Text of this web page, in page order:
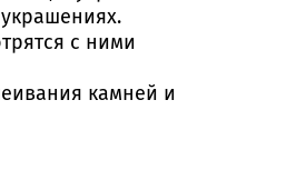
с ними
камней и